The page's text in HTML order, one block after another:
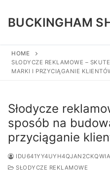
content
BUCKINGHAM
HOME
SŁODYCZE REKLAMOWE –
MARKI I PRZYCIĄGANIE
Słodycze
sposób na
przyciąganie
SŁODYCZE REKLAMOWE